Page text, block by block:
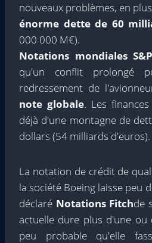
nouveaux problèmes, en
énorme dette de 60
000 000 M€).
Notations mondiales S&P
qu'un conflit prolongé
redressement de
note globale. Les
déjà d'une montagne de
dollars (54 milliards d'euros).
La notation de crédit de
la société Boeing laisse peu
déclaré Notations Fitchde
actuelle dure plus d'une ou
peu probable qu'elle